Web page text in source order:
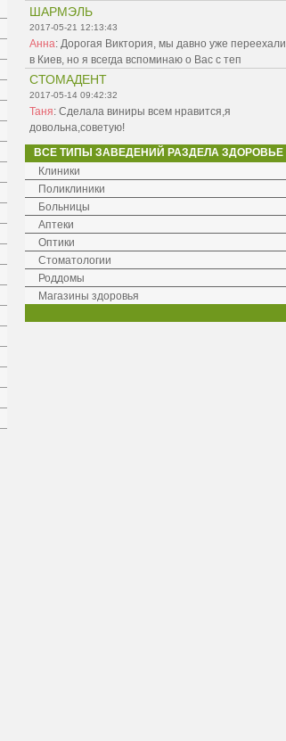
ШАРМЭЛЬ
2017-05-21 12:13:43
Анна: Дорогая Виктория, мы давно уже переехали
в Киев, но я всегда вспоминаю о Вас с теп
СТОМАДЕНТ
2017-05-14 09:42:32
Таня: Сделала виниры всем нравится,я
довольна,советую!
ВСЕ ТИПЫ ЗАВЕДЕНИЙ РАЗДЕЛА ЗДОРОВЬЕ
Клиники
Поликлиники
Больницы
Аптеки
Оптики
Стоматологии
Роддомы
Магазины здоровья